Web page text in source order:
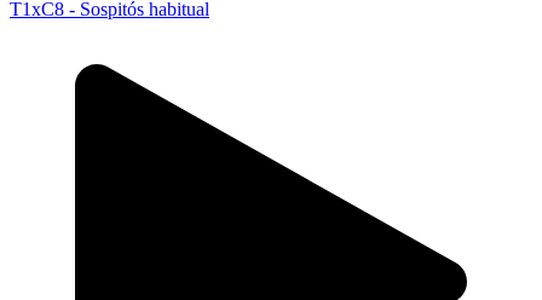
T1xC8 - Sospitós habitual